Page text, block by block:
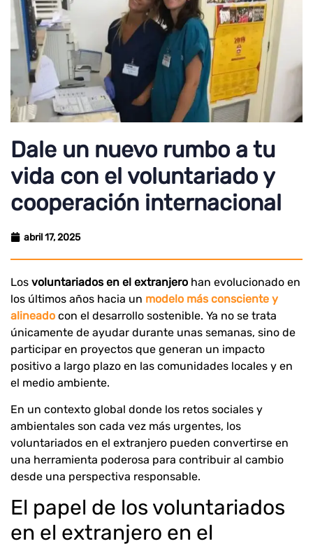
Dale un nuevo rumbo a tu
vida con el voluntariado y
cooperación internacional
abril 17, 2025
Los voluntariados en el extranjero han evolucionado en
los últimos años hacia un modelo más consciente y
alineado con el desarrollo sostenible. Ya no se trata
únicamente de ayudar durante unas semanas, sino de
participar en proyectos que generan un impacto
positivo a largo plazo en las comunidades locales y en
el medio ambiente.
En un contexto global donde los retos sociales y
ambientales son cada vez más urgentes, los
voluntariados en el extranjero pueden convertirse en
una herramienta poderosa para contribuir al cambio
desde una perspectiva responsable.
El papel de los voluntariados
en el extranjero en el